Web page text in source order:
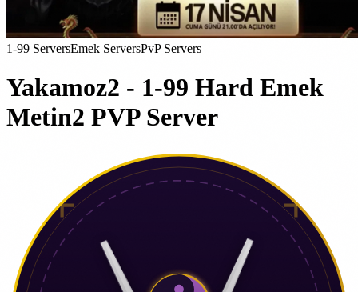
1-99 ServersEmek ServersPvP Servers
Yakamoz2 - 1-99 Hard Emek
Metin2 PVP Server